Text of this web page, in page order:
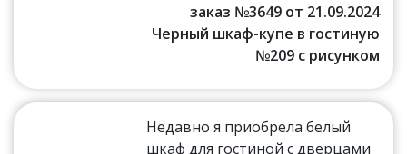
заказ №3649 от 21.09.2024
Черный шкаф-купе в гостиную
№209 с рисунком
Недавно я приобрела белый
шкаф для гостиной с дверцами